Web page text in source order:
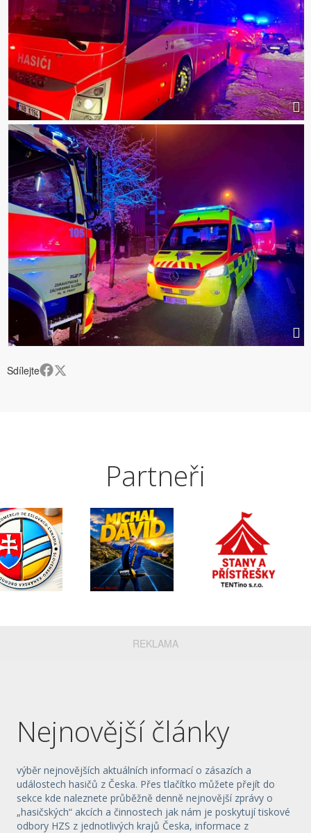
Sdílejte
Partneři
REKLAMA
Nejnovější články
výběr nejnovějších aktuálních informací o zásazích a
událostech hasičů z Česka. Přes tlačítko můžete přejít do
sekce kde naleznete průběžně denně nejnovější zprávy o
„hasičských“ akcích a činnostech jak nám je poskytují tiskové
odbory HZS z jednotlivých krajů Česka, informace z